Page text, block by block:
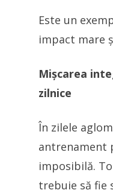
Este un
impact mare
Mișcarea
zilnice
În zilele
antrenament
imposibilă.
trebuie să fie